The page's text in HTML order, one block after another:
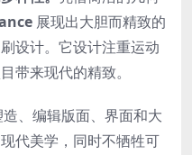
展现出大胆而精致的
设计。它设计注重运动
带来现代的精致。
、编辑版面、界面和大
代美学，同时不牺牲可